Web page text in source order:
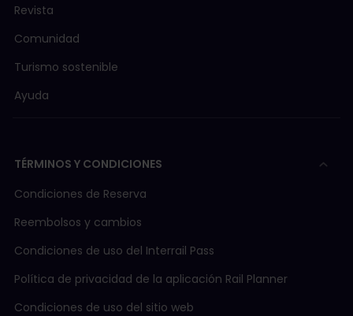
Revista
Comunidad
Turismo sostenible
Ayuda
TÉRMINOS Y CONDICIONES
Condiciones de Reserva
Reembolsos y cambios
Condiciones de uso del Interrail Pass
Política de privacidad de la aplicación Rail Planner
Condiciones de uso del sitio web